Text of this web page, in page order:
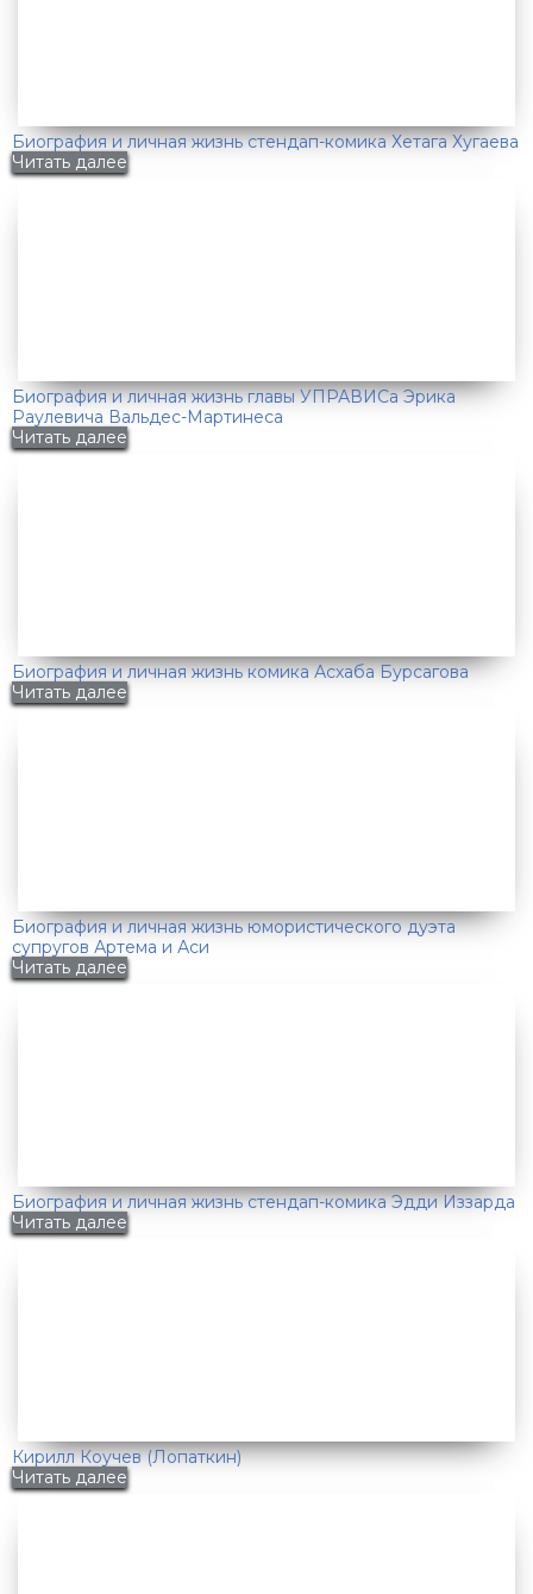
Биография и личная жизнь стендап-комика Хетага Хугаева
Читать далее
Биография и личная жизнь главы УПРАВИСа Эрика
Раулевича Вальдес-Мартинеса
Читать далее
Биография и личная жизнь комика Асхаба Бурсагова
Читать далее
Биография и личная жизнь юмористического дуэта
супругов Артема и Аси
Читать далее
Биография и личная жизнь стендап-комика Эдди Иззарда
Читать далее
Кирилл Коучев (Лопаткин)
Читать далее